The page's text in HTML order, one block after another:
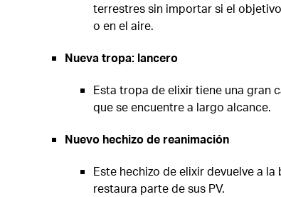
terrestres sin importar si el
o en el aire.
Nueva tropa: lancero
Esta tropa de elixir tiene una gran
que se encuentre a largo alcance.
Nuevo hechizo de reanimación
Este hechizo de elixir devuelve a
restaura parte de sus PV.